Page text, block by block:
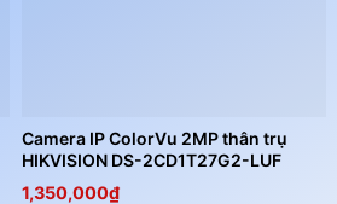
Camera IP ColorVu 2MP thân trụ
HIKVISION DS-2CD1T27G2-LUF
1,350,000₫